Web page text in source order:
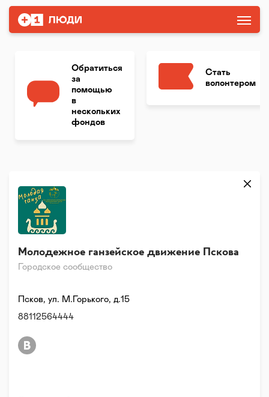
Обратиться
за
помощью
в
нескольких
фондов
Стать
волонтером
Городское сообщество
Молодежное ганзейское движение Пскова
Псков, ул. М.Горького, д.15
88112564444